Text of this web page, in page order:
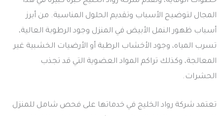
المجال لتوضيح الأسباب وتقديم الحلول المناسبة. من أبرز
أسباب ظهور النمل الأبيض في المنزل وجود الرطوبة العالية،
تسرب المياه، وجود الأخشاب الرطبة أو الأرضيات الخشبية غير
المعالجة، وكذلك تراكم المواد العضوية التي قد تجذب
الحشرات.
تعتمد شركة رواد الخليج في خدماتها على فحص شامل للمنزل